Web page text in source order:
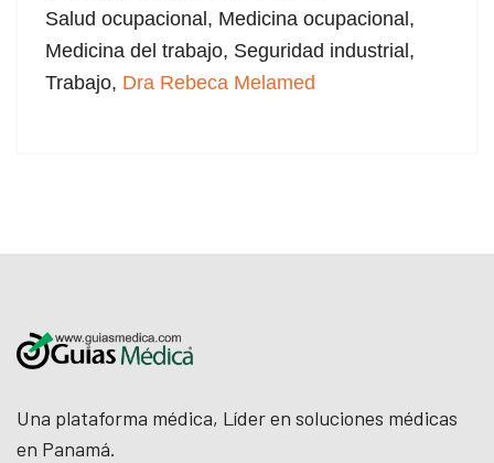
Salud ocupacional, Medicina ocupacional,
Medicina del trabajo, Seguridad industrial,
Trabajo, Dra Rebeca Melamed
Una plataforma médica, Líder en soluciones médicas
en Panamá.